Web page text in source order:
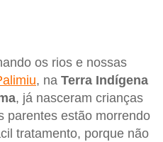
os rios e nossas
, na Terra Indígena
, já nasceram crianças
parentes estão morrendo
tratamento, porque não